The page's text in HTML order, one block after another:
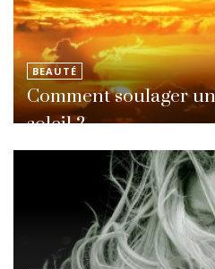
BEAUTÉ
Comment soulager
soleil ?